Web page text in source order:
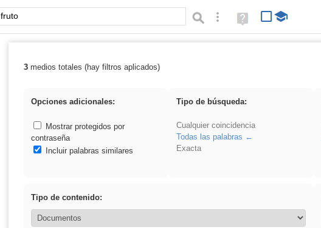
Palabra o frase: Búsqueda avanzada
Ayuda
(en
Resultados de: fruto
3medios totales (hay filtros aplicados)
Opciones adicionales:
Mostrar protegidos por
contraseña
Incluir palabras similares
Tipo de búsqueda:
Cualquier coincidencia
Todas las palabras
Exacta
Tipo de contenido: